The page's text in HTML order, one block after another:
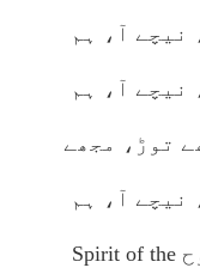
نیچے آ، ہم
نیچے آ، ہم
توڑ، مجھے
نیچے آ، ہم
(جیتے جاگتے خُداوند کی روح Spirit of the